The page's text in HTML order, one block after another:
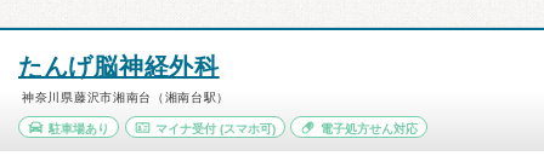
たんげ脳神経外科
神奈川県藤沢市湘南台（湘南台駅）
駐車場あり マイナ受付(スマホ可) 電子処方せん対応